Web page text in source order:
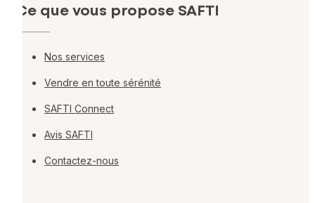
Ce que vous propose SAFTI
Nos services
Vendre en toute sérénité
SAFTI Connect
Avis SAFTI
Contactez-nous